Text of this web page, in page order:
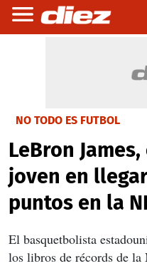
NO TODO ES FUTBOL
LeBron
joven en
puntos en la
El basquetbolista
los libros de récords de la